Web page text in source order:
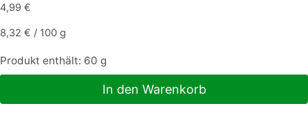
4,99 €
8,32 € / 100 g
Produkt enthält: 60 g
In den Warenkorb